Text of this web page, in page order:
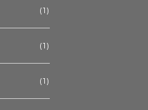
(1)
(1)
(1)